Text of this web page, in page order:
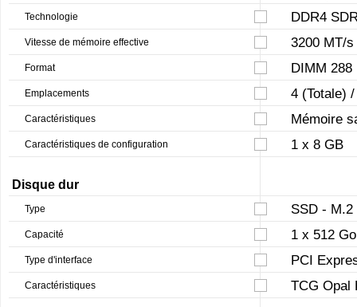
Technologie DDR4
Vitesse de mémoire effective 3200 MT/s
Format DIMM 288
Emplacements 4 (Totale)
Caractéristiques Mémoire
Caractéristiques de configuration 1 x 8 GB
Disque dur
Type SSD - M.2
Capacité 1 x 512 Go
Type d'interface PCI
Caractéristiques TCG Opal